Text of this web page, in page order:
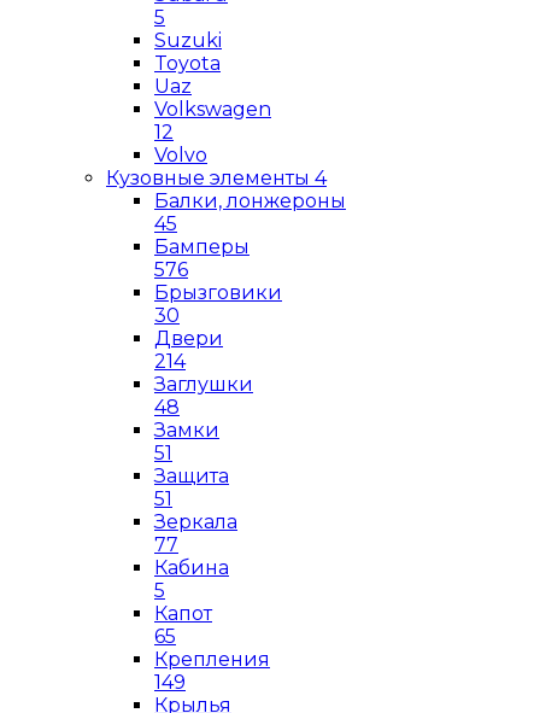
5
Suzuki
Toyota
Uaz
Volkswagen
12
Volvo
Кузовные элементы 4
Балки, лонжероны
45
Бамперы
576
Брызговики
30
Двери
214
Заглушки
48
Замки
51
Защита
51
Зеркала
77
Кабина
5
Капот
65
Крепления
149
Крылья